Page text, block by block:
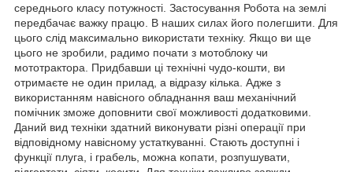
середнього класу потужності. Застосування Робота на землі
передбачає важку працю. В наших силах його полегшити. Для
цього слід максимально використати техніку. Якщо ви ще
цього не зробили, радимо почати з мотоблоку чи
мототрактора. Придбавши ці технічні чудо-кошти, ви
отримаєте не один прилад, а відразу кілька. Адже з
використанням навісного обладнання ваш механічний
помічник зможе доповнити свої можливості додатковими.
Даний вид техніки здатний виконувати різні операції при
відповідному навісному устаткуванні. Стають доступні і
функції плуга, і грабель, можна копати, розпушувати,